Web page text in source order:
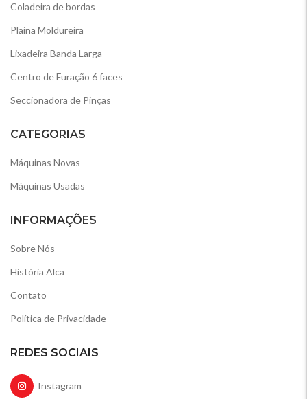
Coladeira de bordas
Plaina Moldureira
Lixadeira Banda Larga
Centro de Furação 6 faces
Seccionadora de Pinças
CATEGORIAS
Máquinas Novas
Máquinas Usadas
INFORMAÇÕES
Sobre Nós
História Alca
Contato
Política de Privacidade
REDES SOCIAIS
Instagram